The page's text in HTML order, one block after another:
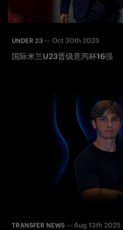
UNDER 23 — Oct 30th 2025
国际米兰U23晋级意丙杯16强
TRANSFER NEWS — Aug 13th 2025